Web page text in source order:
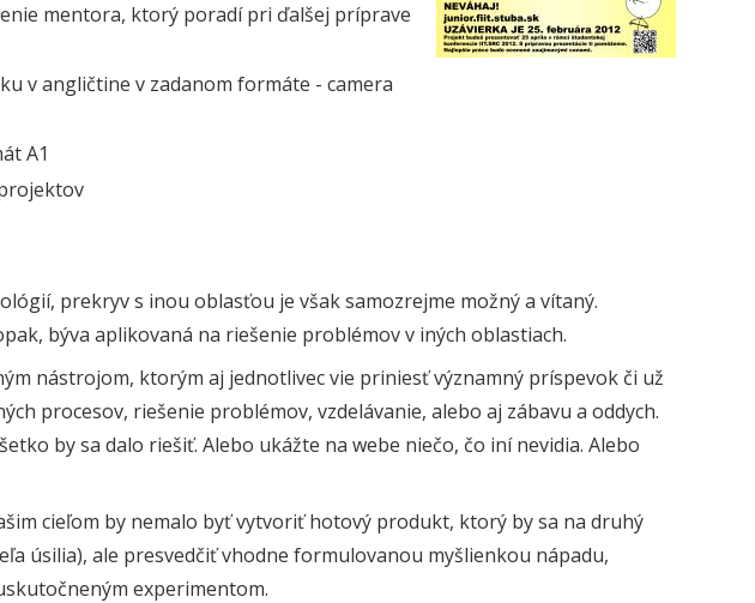
mentora, ktorý poradí pri ďalšej príprave
v angličtine v zadanom formáte - camera
A1
prekryv s inou oblasťou je však samozrejme možný a vítaný.
býva aplikovaná na riešenie problémov v iných oblastiach.
nástrojom, ktorým aj jednotlivec vie priniesť významný príspevok či už
procesov, riešenie problémov, vzdelávanie, alebo aj zábavu a oddych.
by sa dalo riešiť. Alebo ukážte na webe niečo, čo iní nevidia. Alebo
cieľom by nemalo byť vytvoriť hotový produkt, ktorý by sa na druhý
úsilia), ale presvedčiť vhodne formulovanou myšlienkou nápadu,
experimentom.